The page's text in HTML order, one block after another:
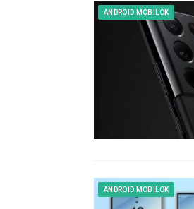
ANDROID MOBILOK
ANDROID MOBILOK